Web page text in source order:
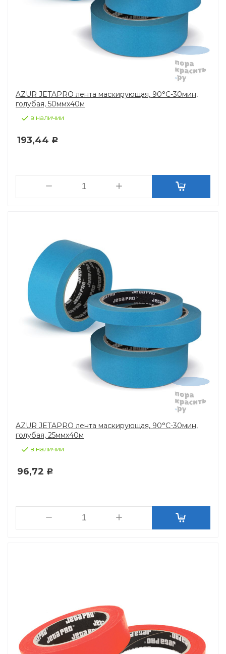
AZUR JETAPRO лента маскирующая, 90°C-30мин,
голубая, 50ммх40м
в наличии
193,44 Р
AZUR JETAPRO лента маскирующая, 90°C-30мин,
голубая, 25ммх40м
в наличии
96,72 Р